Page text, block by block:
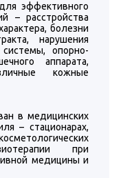
эффективного
– расстройства
болезни
нарушения
опорно-
аппарата,
кожные
в медицинских
– стационарах,
при
медицины и